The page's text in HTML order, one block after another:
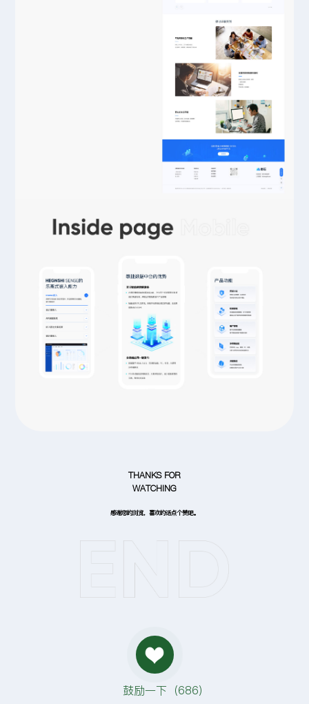
THANKS FOR
WATCHING
感谢您的浏览，喜欢的话点个赞吧。
鼓励一下（686）